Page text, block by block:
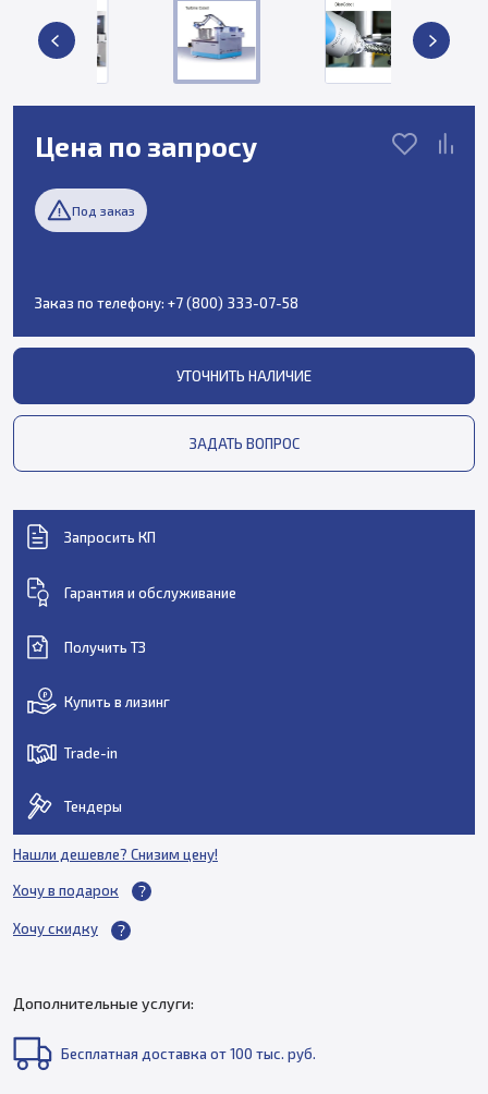
Цена по запросу
Под заказ
Заказ по телефону: +7 (800) 333-07-58
УТОЧНИТЬ НАЛИЧИЕ
ЗАДАТЬ ВОПРОС
Запросить КП
Гарантия и обслуживание
Получить ТЗ
Купить в лизинг
Trade-in
Тендеры
Нашли дешевле? Снизим цену!
Хочу в подарок
Хочу скидку
Дополнительные услуги:
Бесплатная доставка от 100 тыс. руб.